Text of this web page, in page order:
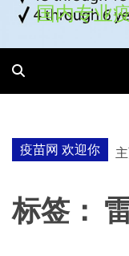
国内专业
疫苗网 欢迎你
标签：